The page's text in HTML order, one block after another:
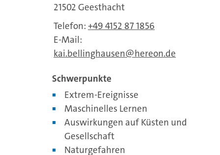
21502 Geesthacht
Telefon: +49 4152 87 1856
E-Mail:
kai.bellinghausen
hereon.de
Schwerpunkte
Extrem-Ereignisse
Maschinelles Lernen
Auswirkungen auf Küsten und
Gesellschaft
Naturgefahren